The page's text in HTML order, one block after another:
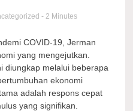
- 2 Minutes
COVID-19, Jerman
yang mengejutkan.
diungkap melalui beberapa
ekonomi
adalah respons cepat
yang signifikan.